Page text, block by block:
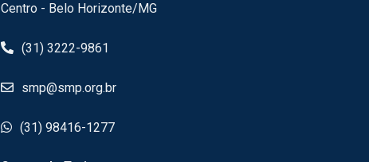
Centro - Belo Horizonte/MG
(31) 3222-9861
smp@smp.org.br
(31) 98416-1277